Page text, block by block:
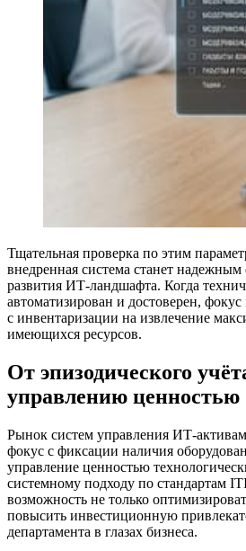
Тщательная проверка по этим
внедренная система станет
развития ИТ-ландшафта. Когда
автоматизирован и достоверен,
с инвентаризации на извлечение
имеющихся ресурсов.
От эпизодического
управлению ценностью
Рынок систем управления ИТ-
фокус с фиксации наличия
управление ценностью
системному подходу по стандартам
возможность не только
повысить инвестиционную
департамента в глазах бизнеса.